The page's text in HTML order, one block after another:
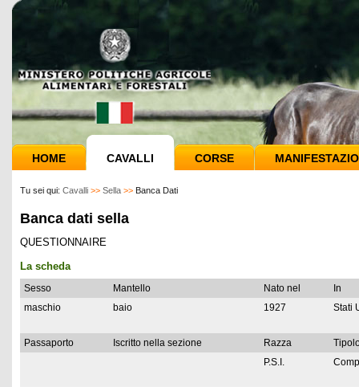
HOME CAVALLI CORSE
Tu sei qui: Cavalli >> Sella >> Banca Dati
Banca dati sella
QUESTIONNAIRE
La scheda
Sesso Mantello Nato nel
In
maschio
baio 1927 Stati
Passaporto Iscritto nella sezione Razza
P.S.I.